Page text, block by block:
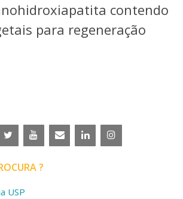
e Projetos em Rede
Tecnologia
contendo
para regeneração
?
USP